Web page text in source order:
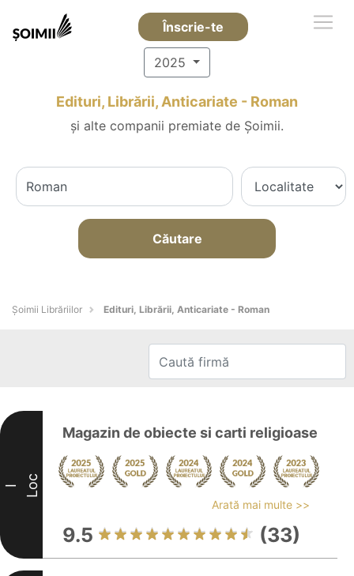
Înscrie-te
2025
Edituri, Librării, Anticariate - Roman
și alte companii premiate de Șoimii.
Căutare
Șoimii Librăriilor Edituri, Librării, Anticariate - Roman
I Loc
Magazin de obiecte si carti religioase
Arată mai multe >>
9.5 (33)